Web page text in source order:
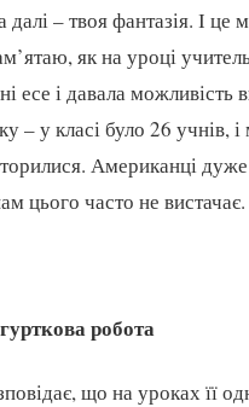
далі – твоя фантазія. І це
як на уроці
есе і давала можливість
– у класі було 26 учнів,
Американці
цього часто не вистачає.
робота
що на уроках її